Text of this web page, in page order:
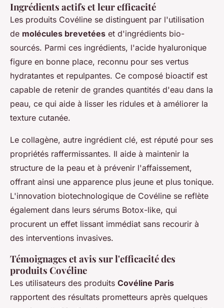
Ingrédients actifs et leur efficacité
Les produits Covéline se distinguent par l'utilisation
de molécules brevetées et d'ingrédients bio-
sourcés. Parmi ces ingrédients, l'acide hyaluronique
figure en bonne place, reconnu pour ses vertus
hydratantes et repulpantes. Ce composé bioactif est
capable de retenir de grandes quantités d'eau dans la
peau, ce qui aide à lisser les ridules et à améliorer la
texture cutanée.
Le collagène, autre ingrédient clé, est réputé pour ses
propriétés raffermissantes. Il aide à maintenir la
structure de la peau et à prévenir l'affaissement,
offrant ainsi une apparence plus jeune et plus tonique.
L'innovation biotechnologique de Covéline se reflète
également dans leurs sérums Botox-like, qui
procurent un effet lissant immédiat sans recourir à
des interventions invasives.
Témoignages et avis sur l'efficacité des
produits Covéline
Les utilisateurs des produits Covéline Paris
rapportent des résultats prometteurs après quelques